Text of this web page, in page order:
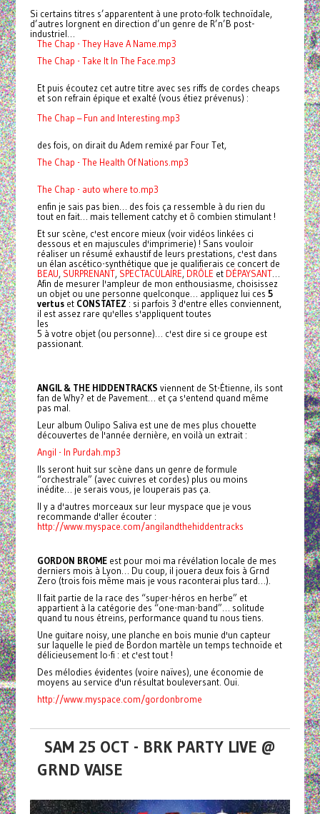
Si certains titres s’apparentent à une proto-folk technoïdale,
d’autres lorgnent en direction d’un genre de R’n’B post-
industriel…
The Chap - They Have A Name.mp3
The Chap - Take It In The Face.mp3
Et puis écoutez cet autre titre avec ses riffs de cordes cheaps
et son refrain épique et exalté (vous étiez prévenus) :
The Chap – Fun and Interesting.mp3
des fois, on dirait du Adem remixé par Four Tet,
The Chap - The Health Of Nations.mp3
The Chap - auto where to.mp3
enfin je sais pas bien… des fois ça ressemble à du rien du
tout en fait… mais tellement catchy et ô combien stimulant !
Et sur scène, c'est encore mieux (voir vidéos linkées ci
dessous et en majuscules d'imprimerie) ! Sans vouloir
réaliser un résumé exhaustif de leurs prestations, c'est dans
un élan ascético-synthétique que je qualifierais ce concert de
BEAU, SURPRENANT, SPECTACULAIRE, DRÔLE et DÉPAYSANT…
Afin de mesurer l'ampleur de mon enthousiasme, choisissez
un objet ou une personne quelconque… appliquez lui ces 5
vertuset CONSTATEZ : si parfois 3 d'entre elles conviennent,
il est assez rare qu'elles s'appliquent toutes
les
5 à votre objet (ou personne)… c'est dire si ce groupe est
passionant.
ANGIL & THE HIDDENTRACKS viennent de St-Étienne, ils sont
fan de Why? et de Pavement… et ça s'entend quand même
pas mal.
Leur album Oulipo Saliva est une de mes plus chouette
découvertes de l'année dernière, en voilà un extrait :
Angil - In Purdah.mp3
Ils seront huit sur scène dans un genre de formule
“orchestrale” (avec cuivres et cordes) plus ou moins
inédite… je serais vous, je louperais pas ça.
Il y a d'autres morceaux sur leur myspace que je vous
recommande d'aller écouter :
http://www.myspace.com/angilandthehiddentracks
GORDON BROMEest pour moi ma révélation locale de mes
derniers mois à Lyon… Du coup, il jouera deux fois à Grnd
Zero (trois fois même mais je vous raconterai plus tard…).
Il fait partie de la race des “super-héros en herbe” et
appartient à la catégorie des “one-man-band”… solitude
quand tu nous étreins, performance quand tu nous tiens.
Une guitare noisy, une planche en bois munie d'un capteur
sur laquelle le pied de Bordon martèle un temps technoïde et
délicieusement lo-fi : et c'est tout !
Des mélodies évidentes (voire naïves), une économie de
moyens au service d'un résultat bouleversant. Oui.
http://www.myspace.com/gordonbrome
SAM 25 OCT - BRK PARTY LIVE @
GRND VAISE